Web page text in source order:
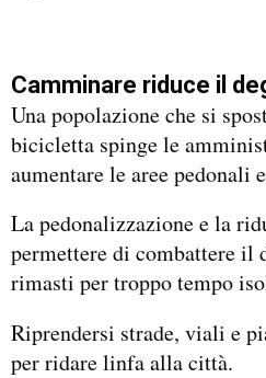
Camminare riduce il
Una popolazione che si
bicicletta spinge le
aumentare le aree pedonali
La pedonalizzazione e la
permettere di combattere il
rimasti per troppo tempo
Riprendersi strade, viali e
per ridare linfa alla città.